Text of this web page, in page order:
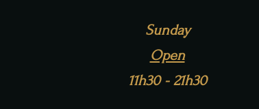
Sunday
Open
11h30 - 21h30